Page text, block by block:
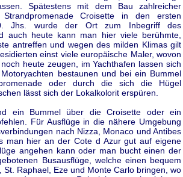
Spätestens mit dem Bau zahlreicher
Croisette in den ersten
Jhs. wurde der Ort zum Inbegriff des
auch heute kann man hier viele berühmte,
antreffen und wegen des milden Klimas gilt
einst viele europäische Maler, wovon
heute zeugen, im Yachthafen lassen sich
bestaunen und bei ein Bummel
oder durch die sich die Hügel
lässt sich der Lokalkolorit erspüren.
ein Bummel über die Croisette oder ein
Für Ausflüge in die nähere Umgebung
nach Nizza, Monaco und Antibes
man hier an der Cote d Azur gut auf eigene
angehen kann oder man bucht einen der
Busausflüge, welche einen bequem
St. Raphael, Eze und Monte Carlo bringen, wo